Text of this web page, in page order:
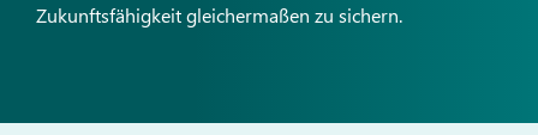
Zukunftsfähigkeit gleichermaßen zu sichern.